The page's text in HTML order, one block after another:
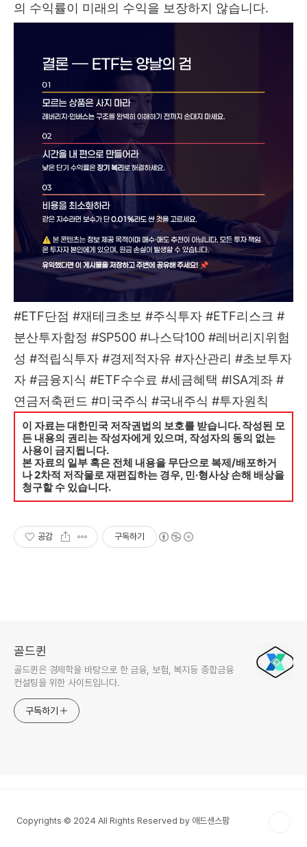
의 수익률이 미래의 수익을 보장하지 않습니다.
#ETF단점 #재테크초보 #주식투자 #ETF리스크 #
분산투자함정 #SP500 #나스닥100 #레버리지위험
성 #적립식투자 #경제적자유 #자산관리 #초보투자
자 #금융지식 #ETF수수료 #세금혜택 #ISA계좌 #
연금저축펀드 #미국주식 #국내주식 #투자원칙
이 자료는 대한민국 저작권법의 보호를 받습니다. 작성된 모
든 내용의 권리는 작성자에게 있으며, 작성자의 동의 없는
사용이 금지됩니다.
본 자료의 일부 혹은 전체 내용을 무단으로 복제/배포하거
나 2차적 저작물로 재편집하는 경우, 민·형사상 손해 배상을
청구할 수 있습니다.
공감 구독하기
골드퀸
골드퀸은 경제학을 바탕으로 한 금융, 보험, 복지등 종합금융
컨설팅을 위한 사이트입니다.
구독하기
Copyrights © 2024 All Rights Reserved by 애드센스팜